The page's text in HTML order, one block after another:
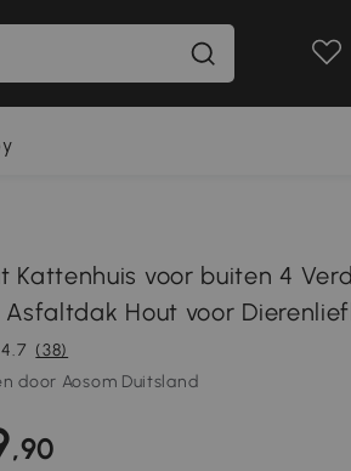
Kattenhuis voor buiten 4
Asfaltdak Hout voor
4.7 (38)
door Aosom Duitsland
,90